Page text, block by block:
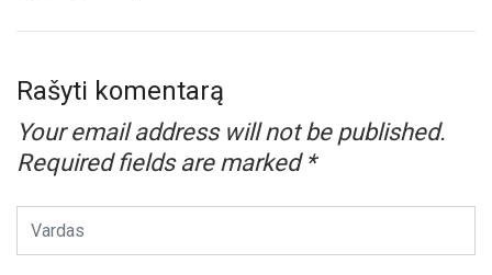
Rašyti komentarą
Your email address will not be published.
Required fields are marked *